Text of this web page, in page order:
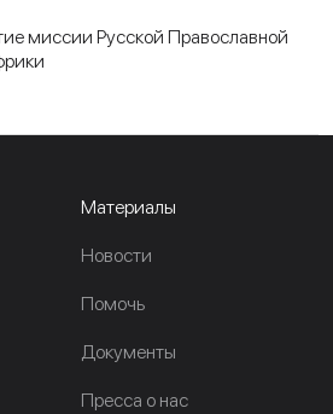
миссии Русской Православной
Материалы
Новости
Помочь
Документы
Пресса о нас